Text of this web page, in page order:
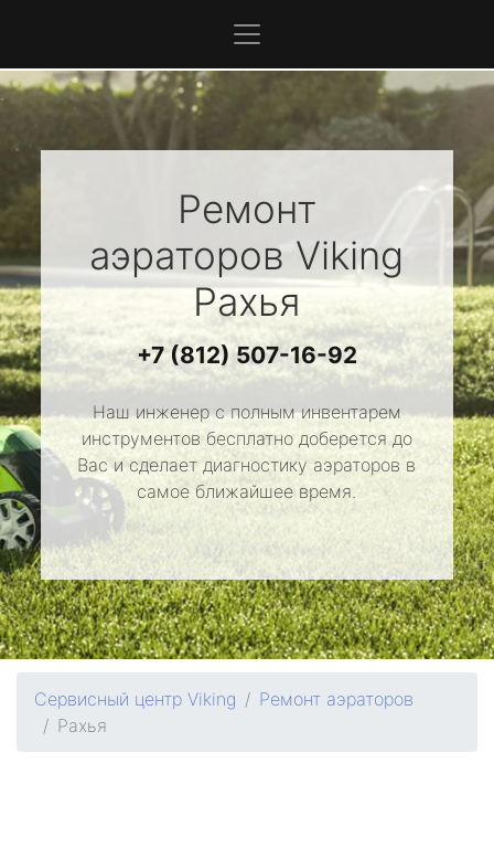
Ремонт
аэраторов Viking
Рахья
+7 (812) 507-16-92
Наш инженер с полным инвентарем
инструментов бесплатно доберется до
Вас и сделает диагностику аэраторов в
самое ближайшее время.
Сервисный центр Viking
Ремонт аэраторов
Рахья